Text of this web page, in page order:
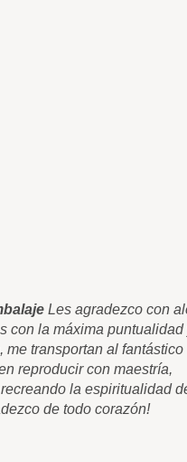
Les agradezco con
con la máxima puntualidad
transportan al fantástico
reproducir con maestría,
la espiritualidad
de todo corazón!